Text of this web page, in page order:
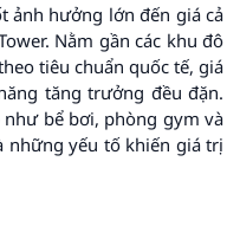
ảnh hưởng lớn đến giá cả
Nằm gần các khu đô
tiêu chuẩn quốc tế, giá
tăng trưởng đều đặn.
như bể bơi, phòng gym và
những yếu tố khiến giá trị